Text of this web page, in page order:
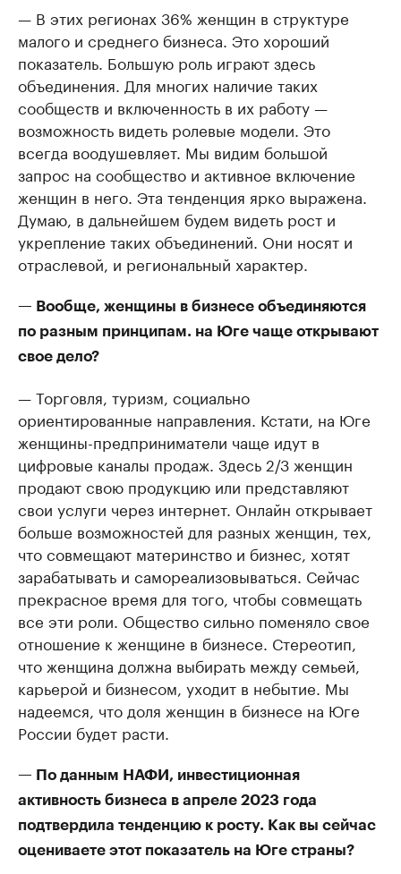
— В этих регионах 36% женщин в структуре
малого и среднего бизнеса. Это хороший
показатель. Большую роль играют здесь
объединения. Для многих наличие таких
сообществ и включенность в их работу —
возможность видеть ролевые модели. Это
всегда воодушевляет. Мы видим большой
запрос на сообщество и активное включение
женщин в него. Эта тенденция ярко выражена.
Думаю, в дальнейшем будем видеть рост и
укрепление таких объединений. Они носят и
отраслевой, и региональный характер.
— Вообще, женщины в бизнесе объединяются
по разным принципам. на Юге чаще открывают
свое дело?
— Торговля, туризм, социально
ориентированные направления. Кстати, на Юге
женщины-предприниматели чаще идут в
цифровые каналы продаж. Здесь 2/3 женщин
продают свою продукцию или представляют
свои услуги через интернет. Онлайн открывает
больше возможностей для разных женщин, тех,
что совмещают материнство и бизнес, хотят
зарабатывать и самореализовываться. Сейчас
прекрасное время для того, чтобы совмещать
все эти роли. Общество сильно поменяло свое
отношение к женщине в бизнесе. Стереотип,
что женщина должна выбирать между семьей,
карьерой и бизнесом, уходит в небытие. Мы
надеемся, что доля женщин в бизнесе на Юге
России будет расти.
— По данным НАФИ, инвестиционная
активность бизнеса в апреле 2023 года
подтвердила тенденцию к росту. Как вы сейчас
оцениваете этот показатель на Юге страны?